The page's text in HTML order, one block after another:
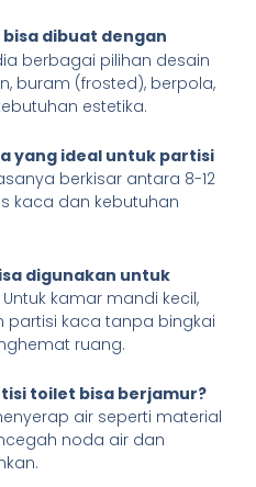
dibuat dengan
berbagai pilihan desain
buram (frosted), berpola,
estetika.
yang ideal untuk partisi
berkisar antara 8-12
kaca dan kebutuhan
digunakan untuk
kamar mandi kecil,
partisi kaca tanpa bingkai
ruang.
toilet bisa berjamur?
air seperti material
noda air dan